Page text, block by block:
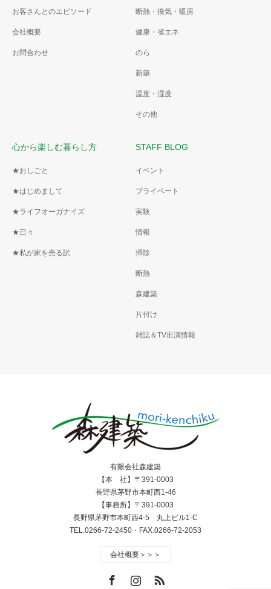
お客さんとのエピソード
会社概要
お問合わせ
断熱・換気・暖房
健康・省エネ
のら
新築
温度・湿度
その他
心から楽しむ暮らし方
★おしごと
★はじめまして
★ライフオーガナイズ
★日々
★私が家を売る訳
STAFF BLOG
イベント
プライベート
実験
情報
掃除
断熱
森建築
片付け
雑誌＆TV出演情報
有限会社森建築
【本 社】〒391-0003
長野県茅野市本町西1-46
【事務所】〒391-0003
長野県茅野市本町西4-5 丸上ビル1-C
TEL.0266-72-2450・FAX.0266-72-2053
会社概要＞＞＞